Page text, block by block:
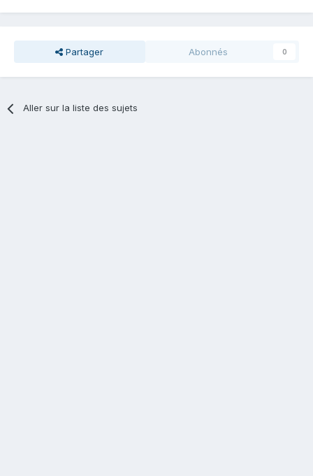
Partager Abonnés 0
Aller sur la liste des sujets